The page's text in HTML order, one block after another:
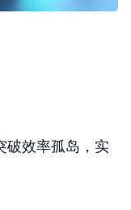
破效率孤岛，实